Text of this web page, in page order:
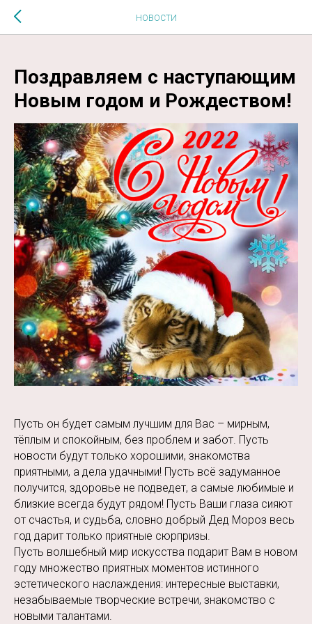
$MESSAGE$
НОВОСТИ
Поздравляем с наступающим
Новым годом и Рождеством!
Пусть он будет самым лучшим для Вас – мирным,
тёплым и спокойным, без проблем и забот. Пусть
новости будут только хорошими, знакомства
приятными, а дела удачными! Пусть всё задуманное
получится, здоровье не подведет, а самые любимые и
близкие всегда будут рядом! Пусть Ваши глаза сияют
от счастья, и судьба, словно добрый Дед Мороз весь
год дарит только приятные сюрпризы.
Пусть волшебный мир искусства подарит Вам в новом
году множество приятных моментов истинного
эстетического наслаждения: интересные выставки,
незабываемые творческие встречи, знакомство с
новыми талантами.